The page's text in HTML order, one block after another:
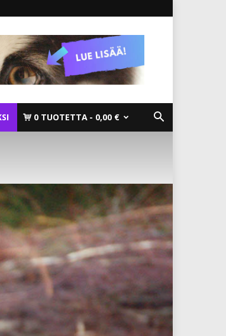
0 TUOTETTA 0,00 €